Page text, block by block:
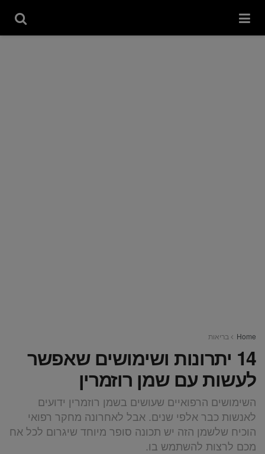
Home בריאות
14 יתרונות ושימושים שאפשר
לעשות עם שמן רוזמרין
השימושים הרפואיים שעושים בשמן רוזמרין ידועים
לאנשות כבר אלפי שנים. אבל לאחרונה מחקר רפואי
הוכיח שלשמן הזה יש תכונה סופר מיוחד שיגרום לכל אח
מכם לרצות להשתמש בו.